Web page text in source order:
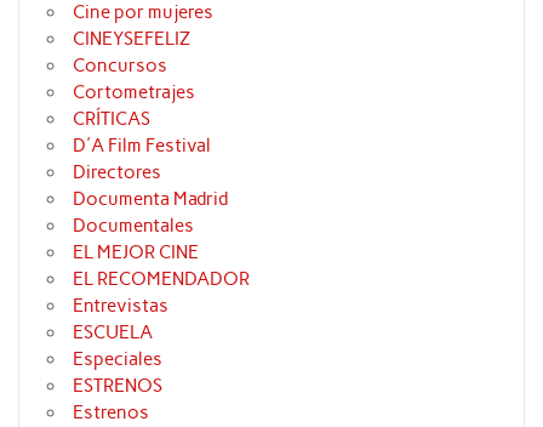
Cine por mujeres
CINEYSEFELIZ
Concursos
Cortometrajes
CRÍTICAS
D'A Film Festival
Directores
Documenta Madrid
Documentales
EL MEJOR CINE
EL RECOMENDADOR
Entrevistas
ESCUELA
Especiales
ESTRENOS
Estrenos